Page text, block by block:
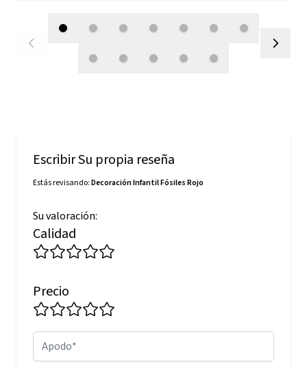
Escribir Su propia reseña
Estás revisando:Decoración Infantil Fósiles Rojo
Su valoración:
Calidad
Precio
Apodo